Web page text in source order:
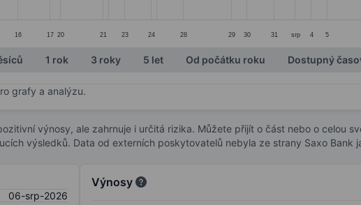
16 17 20 21 23 24 28 29 30 31 srp 4 5
1 rok 3 roky 5 let Od počátku roku Dostupný
grafy a analýzu.
výnosy, ale zahrnuje i určitá rizika. Můžete přijít o část nebo o celou
výsledků. Data od externích poskytovatelů nebyla ze strany Saxo Bank
06-srp-2026
Výnosy